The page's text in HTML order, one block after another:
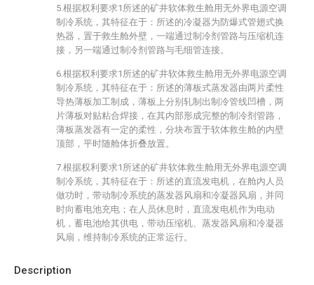
Description
5.根据权利要求1所述的矿井软体救生舱用无外界电源空调
制冷系统，其特征在于：所述的冷凝器为防爆式管翅式换
热器，置于救生舱外壁，一端通过制冷剂管路与压缩机连
接，另一端通过制冷剂管路与毛细管连接。
6.根据权利要求1所述的矿井软体救生舱用无外界电源空调
制冷系统，其特征在于：所述的薄板式蒸发器由两片柔性
导热薄板加工制成，薄板上分别轧制出制冷管线凹槽，两
片薄板对贴粘合焊接，在其内部形成完整的制冷剂管路，
薄板蒸发器有一定的柔性，分块布置于软体救生舱的内壁
顶部，平时随舱体折叠放置。
7.根据权利要求1所述的矿井软体救生舱用无外界电源空调
制冷系统，其特征在于：所述的直流发电机，在舱内人员
做功时，带动制冷系统的蒸发器风扇和冷凝器风扇，并同
时向蓄电池充电；在人员休息时，直流发电机作为电动
机，蓄电池给其供电，带动压缩机、蒸发器风扇和冷凝器
风扇，维持制冷系统的正常运行。